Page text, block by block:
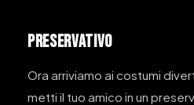
PRESERVATIVO
Ora arriviamo ai costumi
metti il tuo amico in un